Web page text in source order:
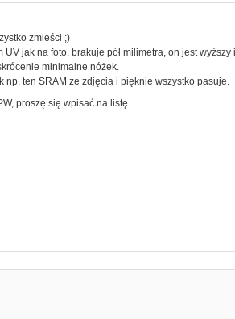
zmieści ;)
UV jak na foto, brakuje pół milimetra, on jest
minimalne nóżek.
np. ten SRAM ze zdjęcia i pięknie wszystko pasuje.
proszę się wpisać na listę.